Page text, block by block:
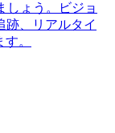
しょう。ビジョ
跡、リアルタイ
。